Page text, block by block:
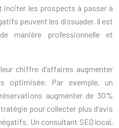
les prospects à passer à
peuvent les dissuader. Il est
manière professionnelle et
chiffre d’affaires augmenter
optimisée. Par exemple, un
augmenter de 30%
pour collecter plus d’avis
Un consultant SEO local,